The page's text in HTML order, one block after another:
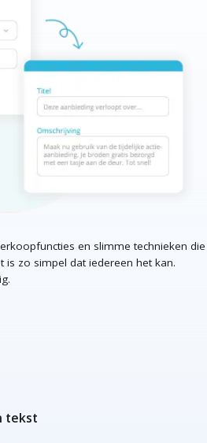
en slimme technieken die
is zo simpel dat iedereen het kan.
tekst